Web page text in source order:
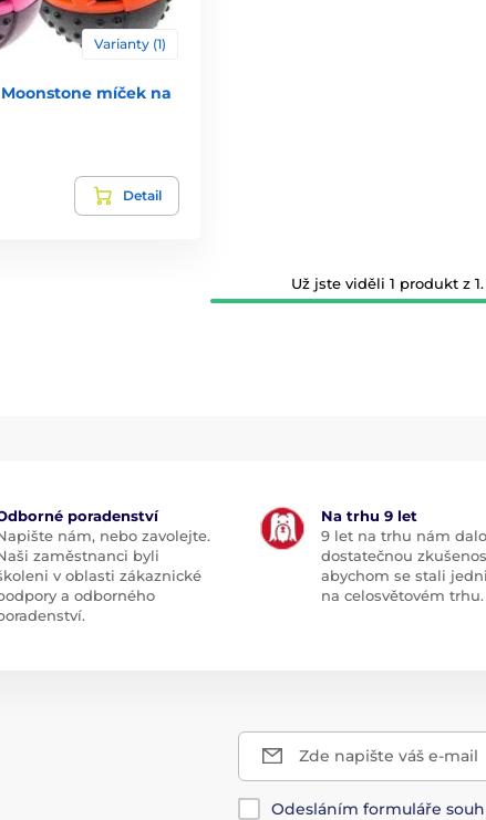
Varianty (1)
míček na
Detail
Už jste viděli 1 produkt z 1.
poradenství
nám, nebo zavolejte.
zaměstnanci byli
v oblasti zákaznické
a odborného
Na trhu 9 let
9 let na trhu nám dalo
dostatečnou
abychom se stali
na celosvětovém trhu.
Zde napište váš e-mail
Odesláním formuláře